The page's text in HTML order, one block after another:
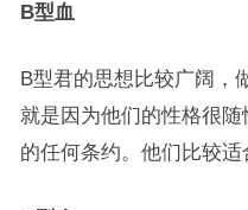
B型血
B型君的思想比较广阔，
就是因为他们的性格很
的任何条约。他们比较适